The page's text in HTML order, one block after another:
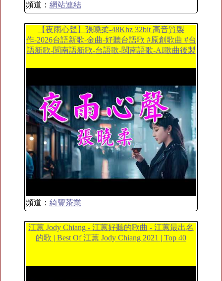
頻道： 網站連結
【夜雨心聲】張曉柔-48Khz 32bit 高音質製
作-2026台語新歌-金曲-好聽台語歌 #原創歌曲 #台
語新歌-閩南語新歌-台語歌-閩南語歌-AI歌曲後製
頻道： 綺豐茶業
江蕙 Jody Chiang - 江蕙好聽的歌曲 - 江蕙最出名
的歌 | Best Of 江蕙 Jody Chiang 2021 | Top 40